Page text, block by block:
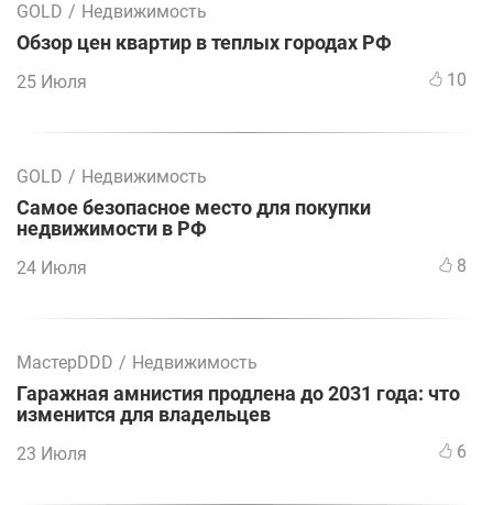
GOLD / Недвижимость
Обзор цен квартир в теплых городах РФ
25 Июля 10
GOLD / Недвижимость
Самое безопасное место для покупки
недвижимости в РФ
24 Июля 8
МастерDDD / Недвижимость
Гаражная амнистия продлена до 2031 года: что
изменится для владельцев
23 Июля 6